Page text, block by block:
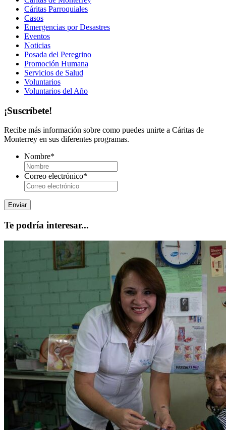
Cáritas Parroquiales
Casos
Emergencias por Desastres
Eventos
Noticias
Posada del Peregrino
Promoción Humana
Servicios de Salud
Voluntarios
Voluntarios del Año
¡Suscríbete!
Recibe más información sobre como puedes unirte a Cáritas de
Monterrey en sus diferentes programas.
Nombre*
Correo electrónico*
Te podría interesar...